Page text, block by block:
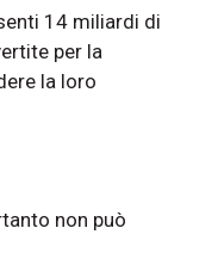
14 miliardi di
per la
la loro
non può